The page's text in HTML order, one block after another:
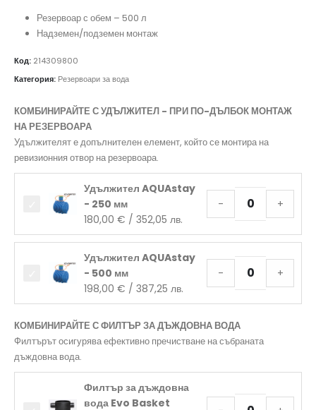
Резервоар с обем – 500 л
Надземен/подземен монтаж
Код: 214309800
Категория: Резервоари за вода
КОМБИНИРАЙТЕ С УДЪЛЖИТЕЛ - ПРИ ПО-ДЪЛБОК МОНТАЖ
НА РЕЗЕРВОАРА
Удължителят е допълнителен елемент, който се монтира на
ревизионния отвор на резервоара.
Удължител AQUAstay
- 250 мм
180,00 € / 352,05 лв.
- +
Удължител AQUAstay
- 500 мм
198,00 € / 387,25 лв.
- +
КОМБИНИРАЙТЕ С ФИЛТЪР ЗА ДЪЖДОВНА ВОДА
Филтърът осигурява ефективно пречистване на събраната
дъждовна вода.
Филтър за дъждовна
вода Evo Basket